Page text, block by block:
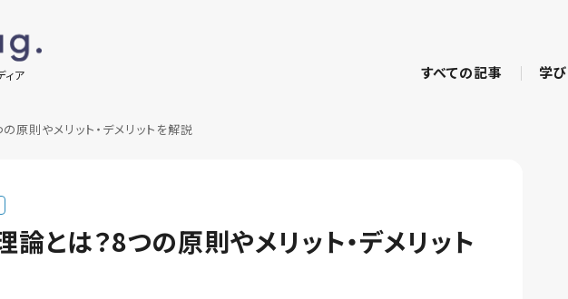
ア すべての記事 学び
原則やメリット・デメリットを解説
論とは？8つの原則やメリット・デメリット